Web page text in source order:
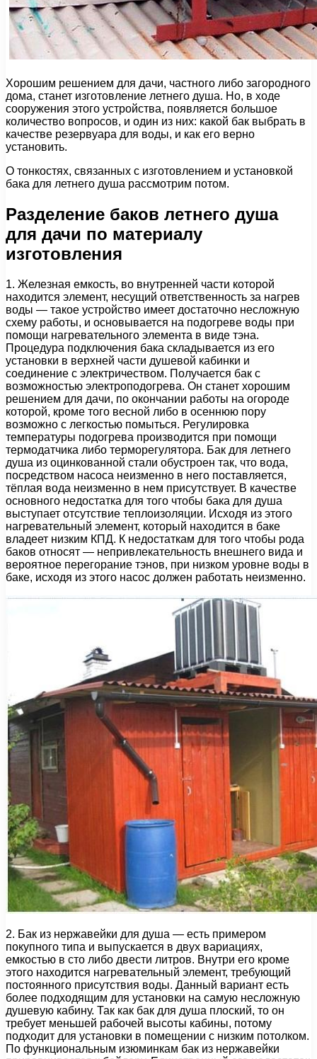
Хорошим решением для дачи, частного либо загородного
дома, станет изготовление летнего душа. Но, в ходе
сооружения этого устройства, появляется большое
количество вопросов, и один из них: какой бак выбрать в
качестве резервуара для воды, и как его верно
установить.
О тонкостях, связанных с изготовлением и установкой
бака для летнего душа рассмотрим потом.
Разделение баков летнего душа
для дачи по материалу
изготовления
1. Железная емкость, во внутренней части которой
находится элемент, несущий ответственность за нагрев
воды — такое устройство имеет достаточно несложную
схему работы, и основывается на подогреве воды при
помощи нагревательного элемента в виде тэна.
Процедура подключения бака складывается из его
установки в верхней части душевой кабинки и
соединение с электричеством. Получается бак с
возможностью электроподогрева. Он станет хорошим
решением для дачи, по окончании работы на огороде
которой, кроме того весной либо в осеннюю пору
возможно с легкостью помыться. Регулировка
температуры подогрева производится при помощи
термодатчика либо терморегулятора. Бак для летнего
душа из оцинкованной стали обустроен так, что вода,
посредством насоса неизменно в него поставляется,
тёплая вода неизменно в нем присутствует. В качестве
основного недостатка для того чтобы бака для душа
выступает отсутствие теплоизоляции. Исходя из этого
нагревательный элемент, который находится в баке
владеет низким КПД. К недостаткам для того чтобы рода
баков относят — непривлекательность внешнего вида и
вероятное перегорание тэнов, при низком уровне воды в
баке, исходя из этого насос должен работать неизменно.
2. Бак из нержавейки для душа — есть примером
покупного типа и выпускается в двух вариациях,
емкостью в сто либо двести литров. Внутри его кроме
этого находится нагревательный элемент, требующий
постоянного присутствия воды. Данный вариант есть
более подходящим для установки на самую несложную
душевую кабину. Так как бак для душа плоский, то он
требует меньшей рабочей высоты кабины, потому
подходит для установки в помещении с низким потолком.
По функциональным изюминкам бак из нержавейки